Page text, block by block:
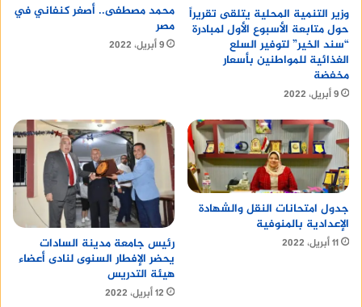
وزير التنمية المحلية يتلقى تقريراً
حول متابعة الأسبوع الأول لمبادرة
“سند الخير” لتوفير السلع
الغذائية للمواطنين بأسعار
مخفضة
9 أبريل، 2022
محمد مصطفى.. أصغر كنفاني في
مصر
9 أبريل، 2022
جدول امتحانات النقل والشهادة
الإعدادية بالمنوفية
11 أبريل، 2022
رئيس جامعة مدينة السادات
يحضر الإفطار السنوى لنادى أعضاء
هيئة التدريس
12 أبريل، 2022